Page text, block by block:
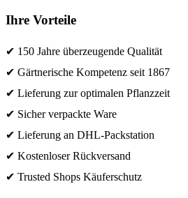
Ihre Vorteile
✔ 150 Jahre überzeugende Qualität
✔ Gärtnerische Kompetenz seit 1867
✔ Lieferung zur optimalen Pflanzzeit
✔ Sicher verpackte Ware
✔ Lieferung an DHL-Packstation
✔ Kostenloser Rückversand
✔ Trusted Shops Käuferschutz